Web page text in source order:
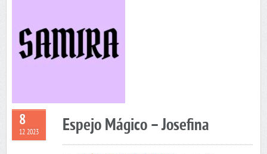
8
12 2023 Espejo Mágico – Josefina